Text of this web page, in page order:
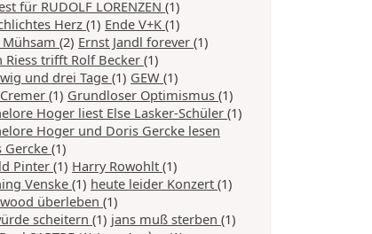
für RUDOLF LORENZEN (1)
Herz(1) Ende V+K (1)
Mühsam (2) Ernst Jandl forever (1)
Riess trifft Rolf Becker (1)
und drei Tage(1) GEW (1)
(1) Grundloser Optimismus (1)
Hoger liest Else Lasker-Schüler (1)
Hoger und Doris Gercke lesen
Gercke(1)
Pinter (1) Harry Rowohlt (1)
Venske (1) heute leider Konzert (1)
überleben (1)
scheitern (1) jans muß sterben (1)